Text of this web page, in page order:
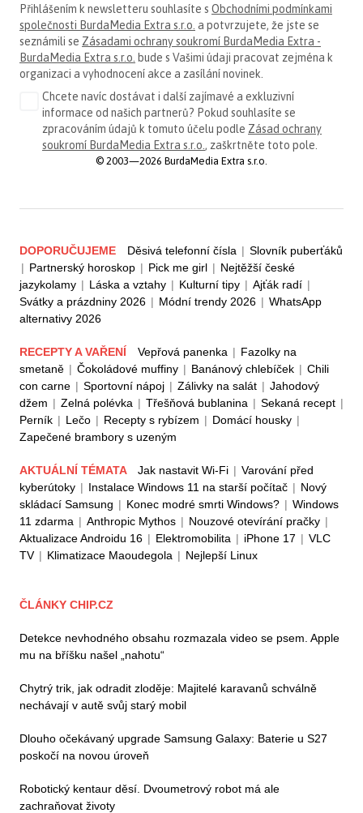
Přihlášením k newsletteru souhlasíte s Obchodními podmínkami
společnosti BurdaMedia Extra s.r.o. a potvrzujete, že jste se
seznámili se Zásadami ochrany soukromí BurdaMedia Extra -
BurdaMedia Extra s.r.o. bude s Vašimi údaji pracovat zejména k
organizaci a vyhodnocení akce a zasílání novinek.
Chcete navíc dostávat i další zajímavé a exkluzivní
informace od našich partnerů? Pokud souhlasíte se
zpracováním údajů k tomuto účelu podle Zásad ochrany
soukromí BurdaMedia Extra s.r.o. , zaškrtněte toto pole.
© 2003—2026 BurdaMedia Extra s.r.o.
DOPORUČUJEME Děsivá telefonní čísla | Slovník puberťáků
| Partnerský horoskop | Pick me girl | Nejtěžší české
jazykolamy | Láska a vztahy | Kulturní tipy | Ajťák radí |
Svátky a prázdniny 2026 | Módní trendy 2026 | WhatsApp
alternativy 2026
RECEPTY A VAŘENÍ Vepřová panenka | Fazolky na
smetaně | Čokoládové muffiny | Banánový chlebíček | Chili
con carne | Sportovní nápoj | Zálivky na salát | Jahodový
džem | Zelná polévka | Třešňová bublanina | Sekaná recept |
Perník | Lečo | Recepty s rybízem | Domácí housky |
Zapečené brambory s uzeným
AKTUÁLNÍ TÉMATA Jak nastavit Wi-Fi | Varování před
kyberútoky | Instalace Windows 11 na starší počítač | Nový
skládací Samsung | Konec modré smrti Windows? | Windows
11 zdarma | Anthropic Mythos | Nouzové otevírání pračky |
Aktualizace Androidu 16 | Elektromobilita | iPhone 17 | VLC
TV | Klimatizace Maoudegola | Nejlepší Linux
ČLÁNKY CHIP.CZ
Detekce nevhodného obsahu rozmazala video se psem. Apple
mu na bříšku našel „nahotu“
Chytrý trik, jak odradit zloděje: Majitelé karavanů schválně
nechávají v autě svůj starý mobil
Dlouho očekávaný upgrade Samsung Galaxy: Baterie u S27
poskočí na novou úroveň
Robotický kentaur děsí. Dvoumetrový robot má ale
zachraňovat životy